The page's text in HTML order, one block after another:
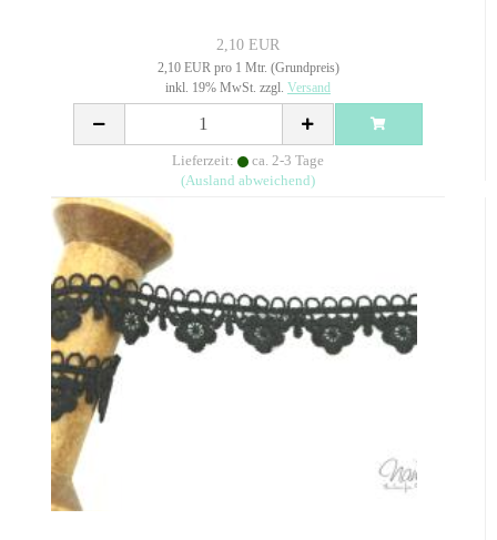
2,10 EUR
2,10 EUR pro 1 Mtr. (Grundpreis)
inkl. 19% MwSt. zzgl. Versand
Lieferzeit:
ca. 2-3 Tage
(Ausland abweichend)